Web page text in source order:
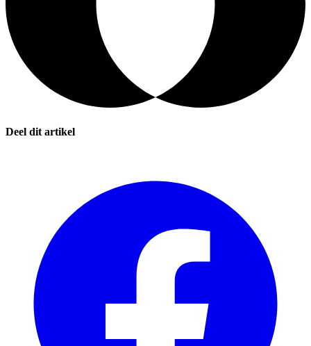
Deel dit artikel